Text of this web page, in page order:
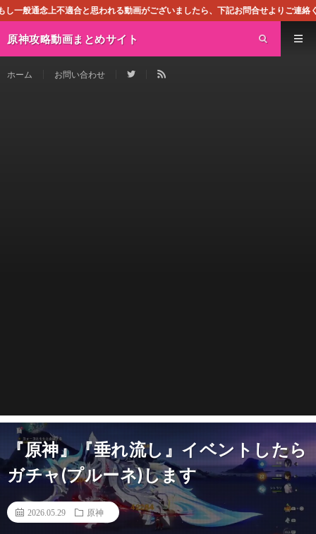
思われる動画がございましたら、下記お問合せよりご連絡ください。即刻
原神攻略動画まとめサイト
ホーム お問い合わせ
『原神』『垂れ流し』イベントしたら
ガチャ(プルーネ)します
2026.05.29 原神